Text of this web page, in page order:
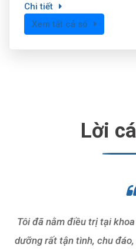
Chi tiết
Xem tất cả số
Lời
Tôi đã nằm điều trị tại
dưỡng rất tận tình, chu